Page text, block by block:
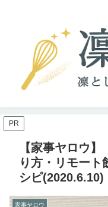
PR
【家事ヤロウ
り方・リモート
シピ(2020.6.10)
家事ヤロウ